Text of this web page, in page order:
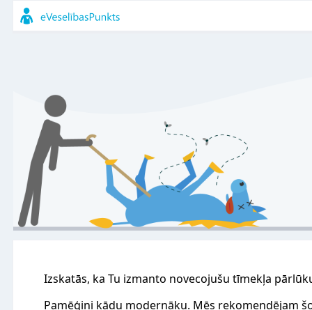
Izskatās, ka Tu izmanto novecojušu tīmekļa
Pamēģini kādu modernāku. Mēs rekomendējam